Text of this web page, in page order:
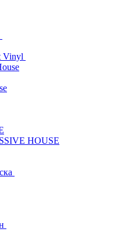
Vinyl
HOUSE